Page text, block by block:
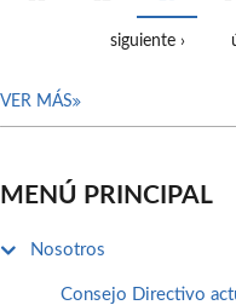
siguiente ›
VER MÁS
MENÚ PRINCIPAL
Nosotros
Consejo Directivo